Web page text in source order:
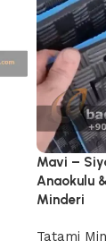
Mavi –
Anaokulu
Minderi
Tatami